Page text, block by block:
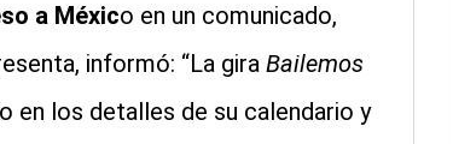
a México en un comunicado,
informó: “La gira Bailemos
en los detalles de su calendario y